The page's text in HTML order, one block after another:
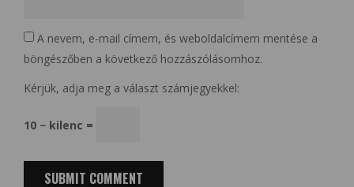
A nevem, e-mail címem, és weboldalcímem mentése a
böngészőben a következő hozzászólásomhoz.
Kérjük, adja meg a választ számjegyekkel:
10 − kilenc =